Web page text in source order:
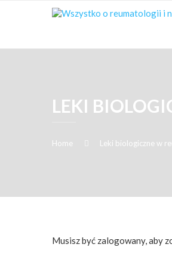
LEKI
Home Leki biologiczne w
Musisz być zalogowany, aby